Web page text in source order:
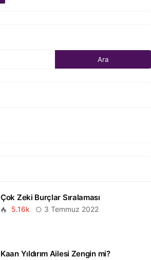
Çok Zeki Burçlar Sıralaması
5.16k 3 Temmuz 2022
Kaan Yıldırım Ailesi Zengin mi?